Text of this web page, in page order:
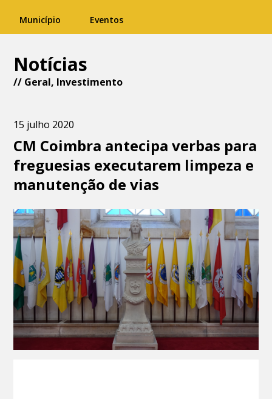
Município Eventos
Notícias
// Geral, Investimento
15 julho 2020
CM Coimbra antecipa verbas para
freguesias executarem limpeza e
manutenção de vias